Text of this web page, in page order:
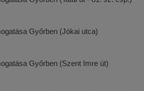
Győrben (Jókai utca)
Győrben (Szent Imre út)